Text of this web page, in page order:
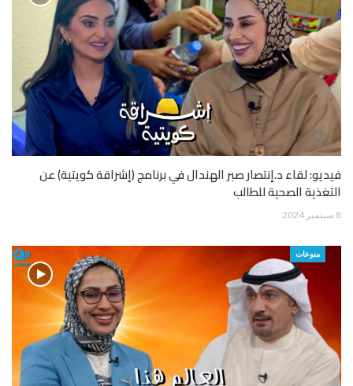
فيديو: لقاء د.إنتصار صبر الهندال في برنامج (إشراقة كويتية) عن
التغذية الصحية للطالب
8 سبتمبر 2024
منوعات